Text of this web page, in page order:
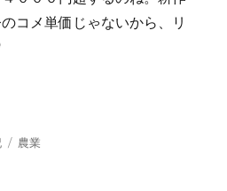
コメ単価じゃないから、リ
やせというけど” の
タ
農業